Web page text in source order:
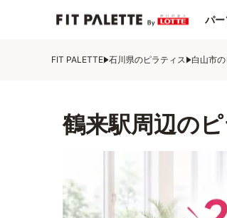
パ
FIT PALETTE 石川県のピラティス 白山市
鶴来駅周辺の